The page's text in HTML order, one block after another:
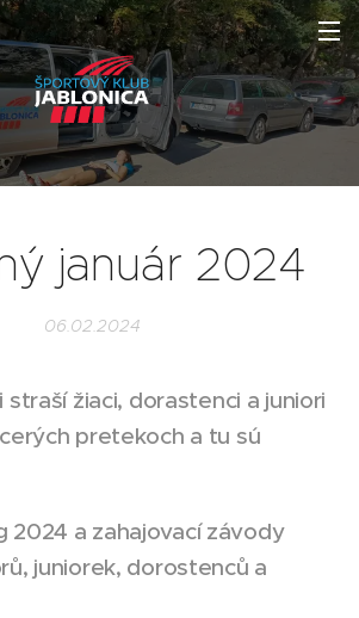
január 2024
06.02.2024
straší žiaci, dorastenci a juniori
pretekoch a tu sú
2024 a zahajovací závody
juniorek, dorostenců a